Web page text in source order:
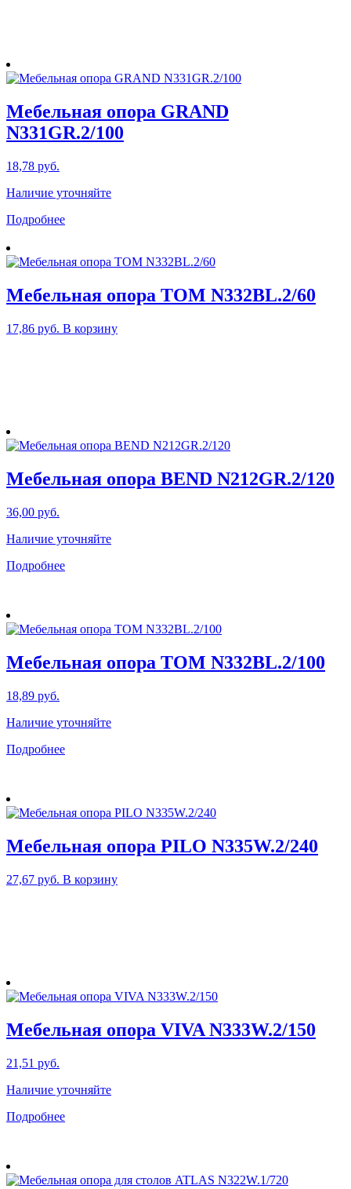
Мебельная опора GRAND
N331GR.2/100
18,78 руб.
Наличие уточняйте
Подробнее
Мебельная опора TOM N332BL.2/60
17,86 руб. В корзину
Мебельная опора BEND N212GR.2/120
36,00 руб.
Наличие уточняйте
Подробнее
Мебельная опора TOM N332BL.2/100
18,89 руб.
Наличие уточняйте
Подробнее
Мебельная опора PILO N335W.2/240
27,67 руб. В корзину
Мебельная опора VIVA N333W.2/150
21,51 руб.
Наличие уточняйте
Подробнее